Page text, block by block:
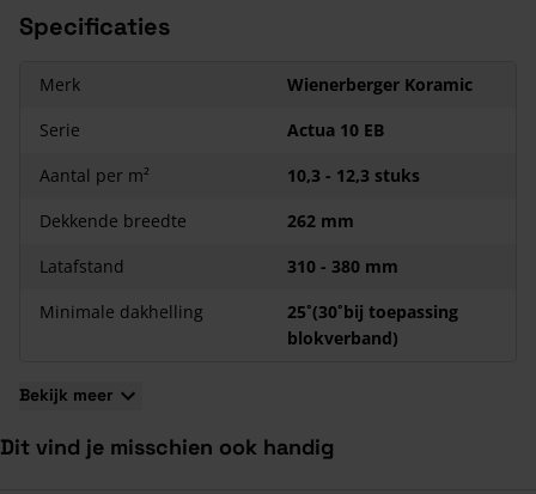
Koramic Actua 10 EB dakpannen is een serie met 3
speciale bijpassende hulpstukken beschikbaar.
Specificaties
Merk
Wienerberger Koramic
Serie
Actua 10 EB
Aantal per m²
10,3 - 12,3 stuks
Dekkende breedte
262 mm
Latafstand
310 - 380 mm
Minimale dakhelling
25˚(30˚bij toepassing
blokverband)
Bekijk meer
Dit vind je misschien ook handig